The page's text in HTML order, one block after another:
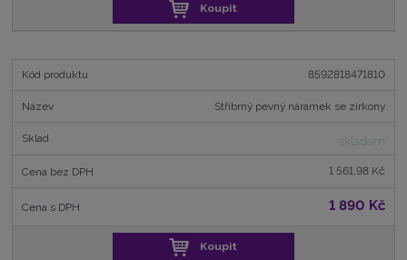
Koupit
8592818471810
Stříbrný pevný náramek se zirkony
skladem
1 561,98 Kč
1 890 Kč
Koupit